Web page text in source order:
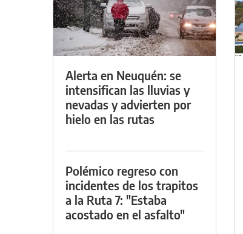
Alerta en Neuquén: se
intensifican las lluvias y
nevadas y advierten por
hielo en las rutas
Polémico regreso con
incidentes de los trapitos
a la Ruta 7: "Estaba
acostado en el asfalto"